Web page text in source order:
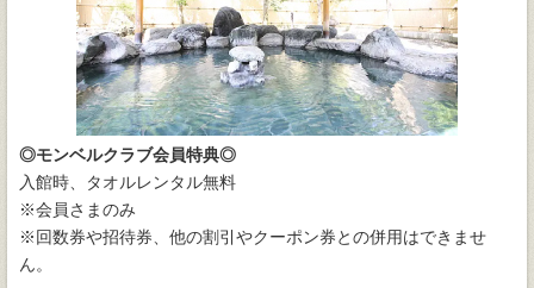
◎モンベルクラブ会員特典◎
入館時、タオルレンタル無料
※会員さまのみ
※回数券や招待券、他の割引やクーポン券との併用はできませ
ん。